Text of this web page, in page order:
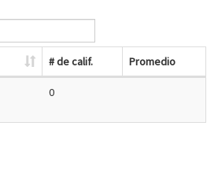
# de calif. Promedio
0